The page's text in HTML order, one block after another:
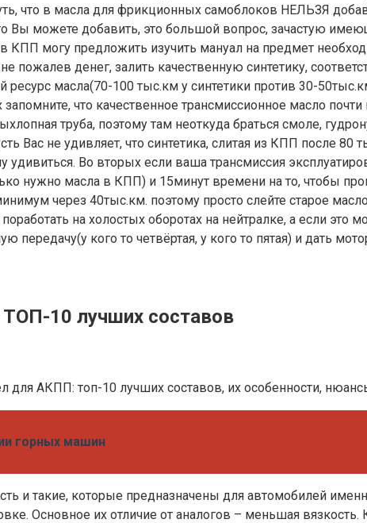
что в масла для фрикционных самоблоков НЕЛЬЗЯ
Вы можете добавить, это большой вопрос, зачастую
могу предложить изучить мануал на предмет
пожалев денег, залить качественную синтетику,
масла(70-100 тыс.км у синтетики против 30-
что качественное трансмиссионное масло
труба, поэтому там неоткуда браться смоле,
Вас не удивляет, что синтетика, слитая из КПП после 80
удивиться. Во вторых если ваша трансмиссия
нужно масла в КПП) и 15минут времени на то, чтобы
через 40тыс.км. поэтому просто слейте старое
на холостых оборотах на нейтралке, а если
передачу(у кого то четвёртая, у кого то пятая) и дать
10 лучших составов
для АКПП: топ-10 лучших составов, их особенности,
горных машин
и такие, которые предназначены для автомобилей
Основное их отличие от аналогов – меньшая